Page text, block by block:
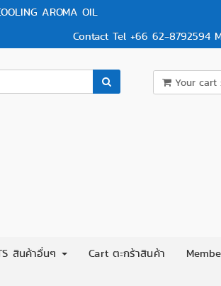
AROMA OIL
Contact Tel +66 62-8792594
Your
สินค้าอื่นๆ Cart ตะกร้าสินค้า